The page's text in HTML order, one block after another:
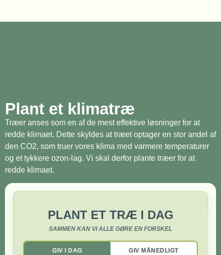
Plant et klimatræ
Træer anses som en af de mest effektive løsninger for at
redde klimaet. Dette skyldes at træet optager en stor andel af
den CO2, som truer vores klima med varmere temperaturer
og et tykkere ozon-lag. Vi skal derfor plante træer for at
redde klimaet.
PLANT ET TRÆ I DAG
SAMMEN KAN VI ALLE GØRE EN FORSKEL
GIV I DAG GIV MÅNEDLIGT